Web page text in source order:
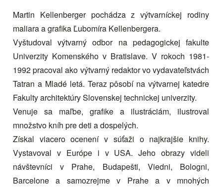
Martin Kellenberger pochádza z výtvarníckej rodiny
maliara a grafika Ľubomíra Kellenbergera.
Vyštudoval výtvarný odbor na pedagogickej fakulte
Univerzity Komenského v Bratislave. V rokoch 1981-
1992 pracoval ako výtvarný redaktor vo vydavateľstvách
Tatran a Mladé letá. Teraz pôsobí na výtvarnej katedre
Fakulty architektúry Slovenskej technickej univerzity.
Venuje sa maľbe, grafike a ilustráciám, ilustroval
množstvo kníh pre deti a dospelých.
Získal viacero ocenení v súťaži o najkrajšie knihy.
Vystavoval v Európe i v USA. Jeho obrazy videli
návštevníci v Prahe, Budapešti, Viedni, Bologni,
Barcelone a samozrejme v Prahe a v mnohých